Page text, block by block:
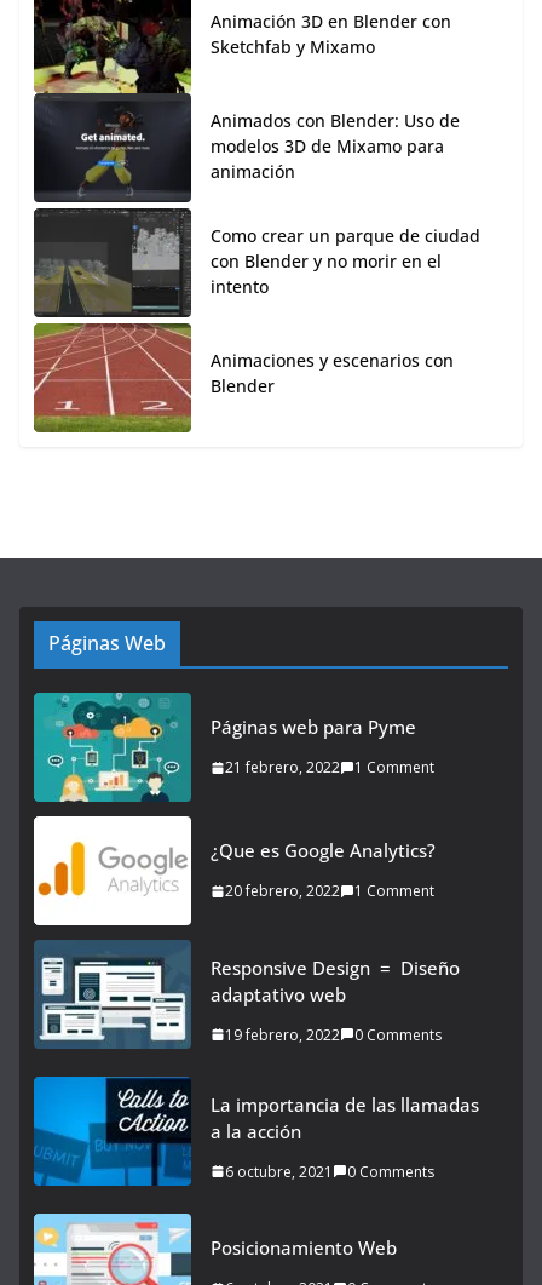
Animación 3D en Blender con
Sketchfab y Mixamo
Animados con Blender: Uso de
modelos 3D de Mixamo para
animación
Como crear un parque de ciudad
con Blender y no morir en el
intento
Animaciones y escenarios con
Blender
Páginas Web
Páginas web para Pyme
21 febrero, 2022 1 Comment
¿Que es Google Analytics?
20 febrero, 2022 1 Comment
Responsive Design = Diseño
adaptativo web
19 febrero, 2022 0 Comments
La importancia de las llamadas
a la acción
6 octubre, 2021 0 Comments
Posicionamiento Web